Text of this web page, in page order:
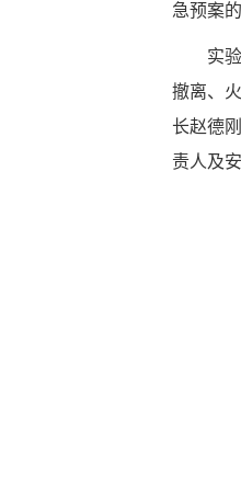
急预案
实
撤离、
长赵德
责人及